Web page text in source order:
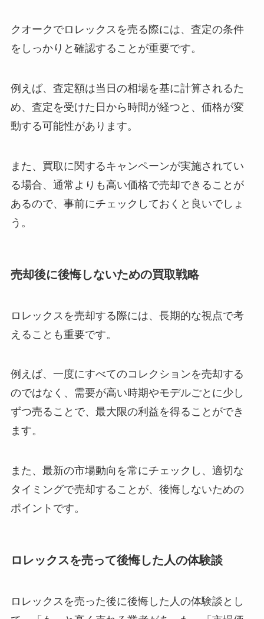
クオークでロレックスを売る際には、査定の条件
をしっかりと確認することが重要です。
例えば、査定額は当日の相場を基に計算されるた
め、査定を受けた日から時間が経つと、価格が変
動する可能性があります。
また、買取に関するキャンペーンが実施されてい
る場合、通常よりも高い価格で売却できることが
あるので、事前にチェックしておくと良いでしょ
う。
売却後に後悔しないための買取戦略
ロレックスを売却する際には、長期的な視点で考
えることも重要です。
例えば、一度にすべてのコレクションを売却する
のではなく、需要が高い時期やモデルごとに少し
ずつ売ることで、最大限の利益を得ることができ
ます。
また、最新の市場動向を常にチェックし、適切な
タイミングで売却することが、後悔しないための
ポイントです。
ロレックスを売って後悔した人の体験談
ロレックスを売った後に後悔した人の体験談とし